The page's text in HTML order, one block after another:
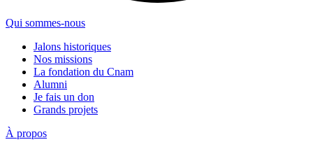
Qui sommes-nous
Jalons historiques
Nos missions
La fondation du Cnam
Alumni
Je fais un don
Grands projets
À propos